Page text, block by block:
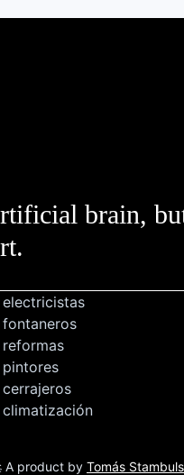
brain,
A product by Tomás